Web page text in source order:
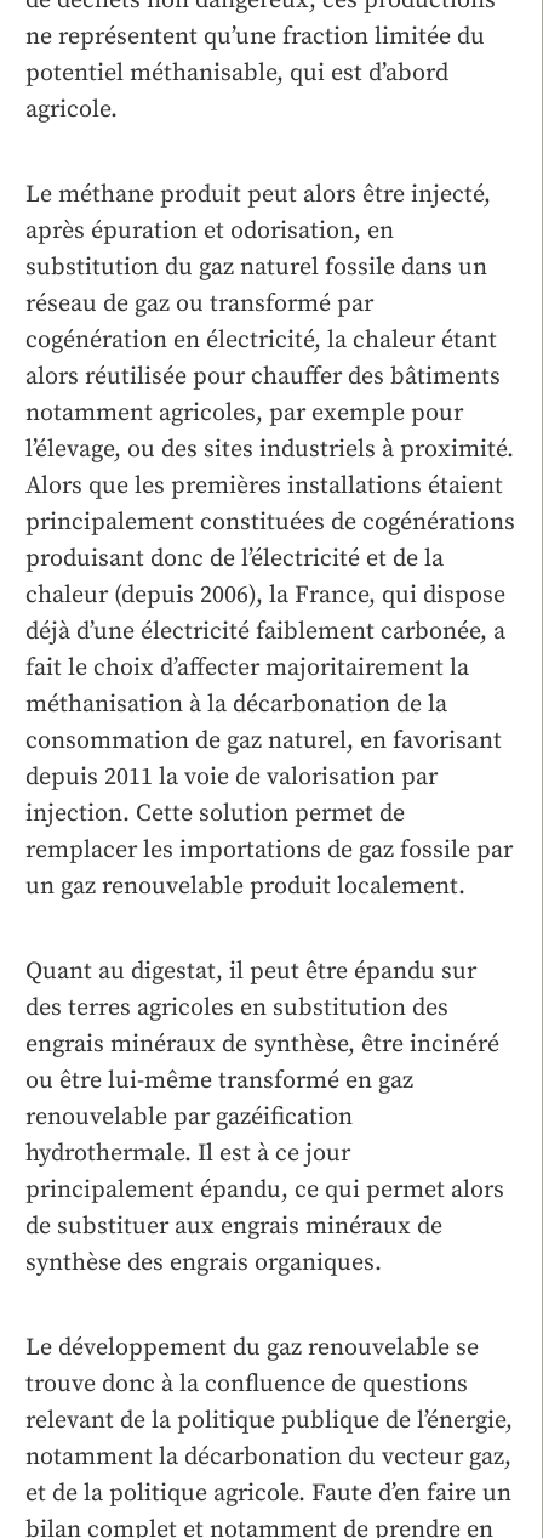
ne représentent qu’une fraction limitée du
potentiel méthanisable, qui est d’abord
agricole.
Le méthane produit peut alors être injecté,
après épuration et odorisation, en
substitution du gaz naturel fossile dans un
réseau de gaz ou transformé par
cogénération en électricité, la chaleur étant
alors réutilisée pour chauffer des bâtiments
notamment agricoles, par exemple pour
l’élevage, ou des sites industriels à proximité.
Alors que les premières installations étaient
principalement constituées de cogénérations
produisant donc de l’électricité et de la
chaleur (depuis 2006), la France, qui dispose
déjà d’une électricité faiblement carbonée, a
fait le choix d’affecter majoritairement la
méthanisation à la décarbonation de la
consommation de gaz naturel, en favorisant
depuis 2011 la voie de valorisation par
injection. Cette solution permet de
remplacer les importations de gaz fossile par
un gaz renouvelable produit localement.
Quant au digestat, il peut être épandu sur
des terres agricoles en substitution des
engrais minéraux de synthèse, être incinéré
ou être lui-même transformé en gaz
renouvelable par gazéification
hydrothermale. Il est à ce jour
principalement épandu, ce qui permet alors
de substituer aux engrais minéraux de
synthèse des engrais organiques.
Le développement du gaz renouvelable se
trouve donc à la confluence de questions
relevant de la politique publique de l’énergie,
notamment la décarbonation du vecteur gaz,
et de la politique agricole. Faute d’en faire un
bilan complet et notamment de prendre en